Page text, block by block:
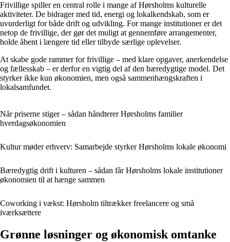
Frivillige spiller en central rolle i mange af Hørsholms kulturelle
aktiviteter. De bidrager med tid, energi og lokalkendskab, som er
uvurderligt for både drift og udvikling. For mange institutioner er det
netop de frivillige, der gør det muligt at gennemføre arrangementer,
holde åbent i længere tid eller tilbyde særlige oplevelser.
At skabe gode rammer for frivillige – med klare opgaver, anerkendelse
og fællesskab – er derfor en vigtig del af den bæredygtige model. Det
styrker ikke kun økonomien, men også sammenhængskraften i
lokalsamfundet.
Når priserne stiger – sådan håndterer Hørsholms familier
hverdagsøkonomien
Kultur møder erhverv: Samarbejde styrker Hørsholms lokale økonomi
Bæredygtig drift i kulturen – sådan får Hørsholms lokale institutioner
økonomien til at hænge sammen
Coworking i vækst: Hørsholm tiltrækker freelancere og små
iværksættere
Grønne løsninger og økonomisk omtanke